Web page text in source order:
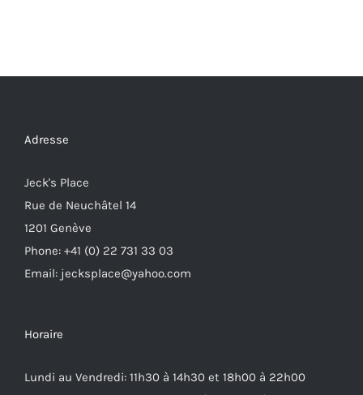
Adresse
Jeck's Place
Rue de Neuchâtel 14
1201 Genève
Phone: +41 (0) 22 731 33 03
Email: jecksplace@yahoo.com
Horaire
Lundi au Vendredi: 11h30 à 14h30 et 18h00 à 22h00